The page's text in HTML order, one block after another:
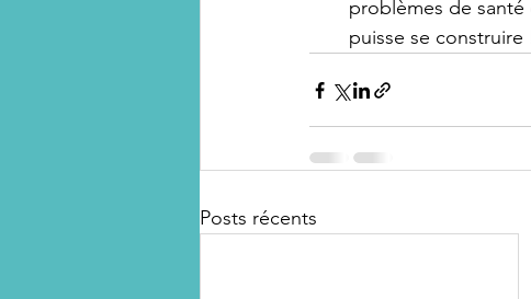
problèmes de
puisse se construire
Posts récents